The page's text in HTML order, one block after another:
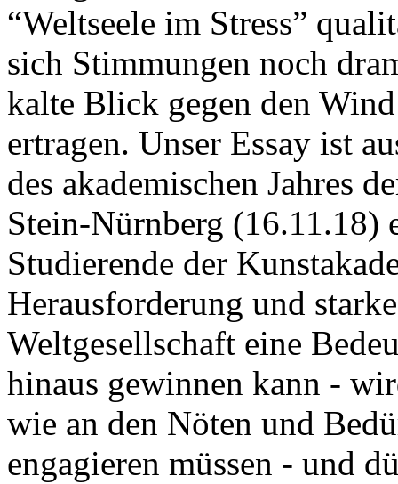
“Weltseele im Stress”
sich Stimmungen noch
kalte Blick gegen den
ertragen. Unser Essay ist
des akademischen Jahres
Stein-Nürnberg (16.11.18)
Studierende der
Herausforderung und
Weltgesellschaft eine
hinaus gewinnen kann -
wie an den Nöten und
engagieren müssen - und